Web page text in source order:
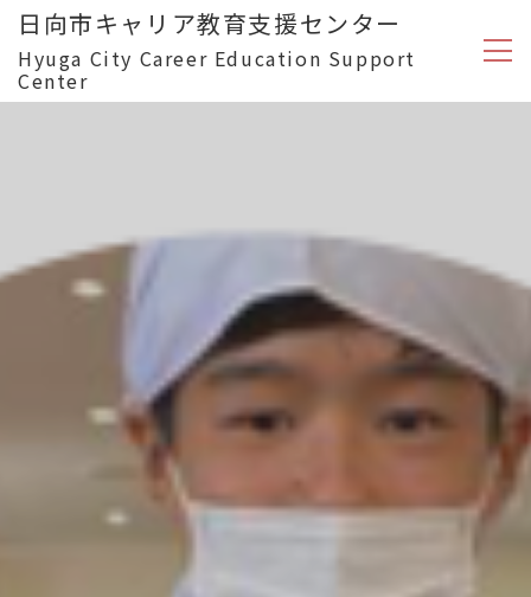
日向市キャリア教育支援センター
Hyuga City Career Education Support
Center